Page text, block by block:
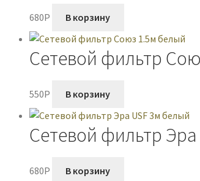
680P В корзину
Сетевой фильтр
550P В корзину
Сетевой фильтр
680P В корзину